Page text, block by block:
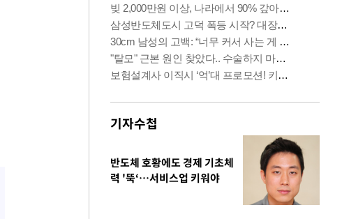
기자수첩
반도체 호황에도 경제 기초체
력 '뚝‘…서비스업 키워야